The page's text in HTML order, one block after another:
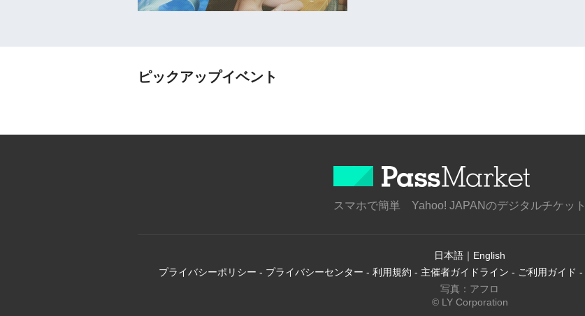
ピックアップイベント
スマホで簡単 Yahoo! JAPANのデジタルチケット
日本語 ｜ English
プライバシーポリシー - プライバシーセンター - 利用規約 - 主催者ガイドライン - ご利用ガイド -
写真：アフロ
© LY Corporation